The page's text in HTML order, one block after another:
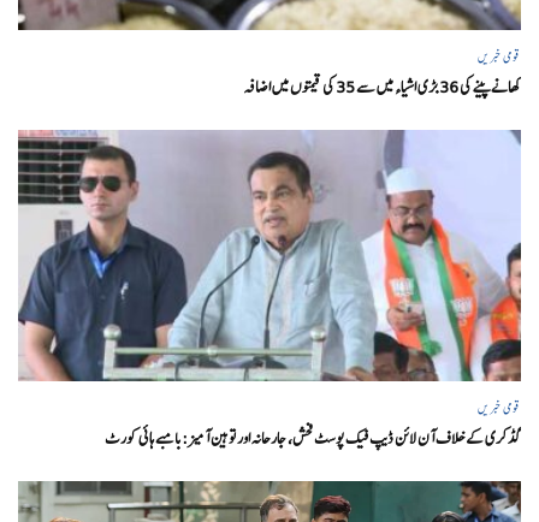
قومی خبریں
کھانے پینے کی 36 بڑی اشیاء میں سے 35 کی قیمتوں میں اضافہ
قومی خبریں
گڈکری کے خلاف آن لائن ڈیپ فیک پوسٹ فحش، جارحانہ اور توہین آمیز:بامبے ہائی کورٹ